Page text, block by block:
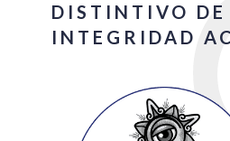
DISTINTIVO DE
INTEGRIDAD